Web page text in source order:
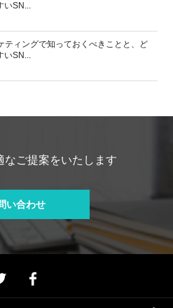
いSN...
ティングで知っておくべきことと、ど
いSN...
なご提案をいたします
い合わせ